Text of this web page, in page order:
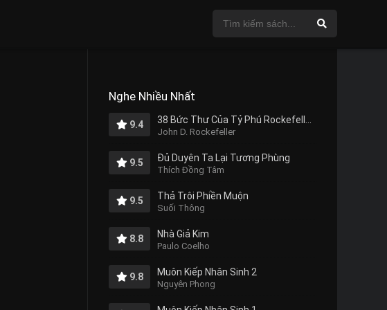
Nghe Nhiều Nhất
9.4
John D. Rockefeller
9.5 Đủ Duyên Ta Lại Tương Phùng
Thích Đồng Tâm
9.5 Thả Trôi Phiền Muộn
Suối Thông
8.8 Nhà Giả Kim
Paulo Coelho
9.8 Muôn Kiếp Nhân Sinh 2
Nguyên Phong